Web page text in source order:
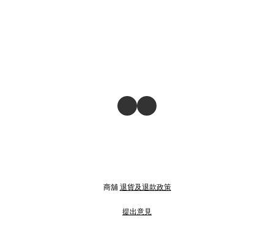
商舖退貨及退款政策
提出意見